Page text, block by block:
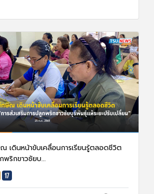
เดินหน้าขับเคลื่อนการเรียนรู้ตลอดชีวิต
พริกขาวชัยบ...